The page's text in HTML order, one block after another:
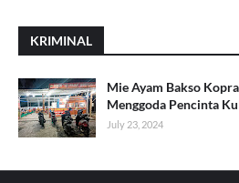
KRIMINAL
Mie Ayam Bakso
Menggoda Pencinta
July 23, 2024